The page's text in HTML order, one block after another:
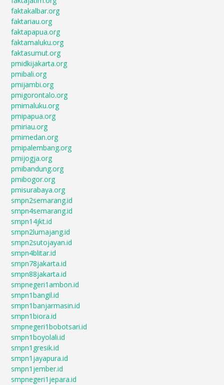
faktakalbar.org
faktariau.org
faktapapua.org
faktamaluku.org
faktasumut.org
pmidkijakarta.org
pmibali.org
pmijambi.org
pmigorontalo.org
pmimaluku.org
pmipapua.org
pmiriau.org
pmimedan.org
pmipalembang.org
pmijogja.org
pmibandung.org
pmibogor.org
pmisurabaya.org
smpn2semarang.id
smpn4semarang.id
smpn14jkt.id
smpn2lumajang.id
smpn2sutojayan.id
smpn4blitar.id
smpn78jakarta.id
smpn88jakarta.id
smpnegeri1ambon.id
smpn1bangil.id
smpn1banjarmasin.id
smpn1biora.id
smpnegeri1bobotsari.id
smpn1boyolali.id
smpn1gresik.id
smpn1jayapura.id
smpn1jember.id
smpnegeri1jepara.id